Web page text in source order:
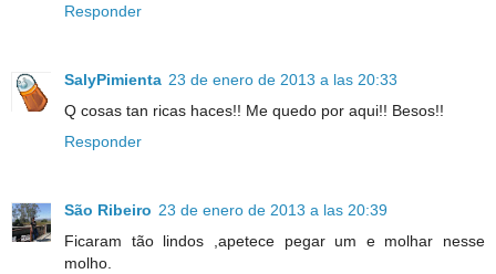
Responder
SalyPimienta 23 de enero de 2013 a las 20:33
Q cosas tan ricas haces!! Me quedo por aqui!! Besos!!
Responder
São Ribeiro 23 de enero de 2013 a las 20:39
Ficaram tão lindos ,apetece pegar um e molhar nesse
molho.